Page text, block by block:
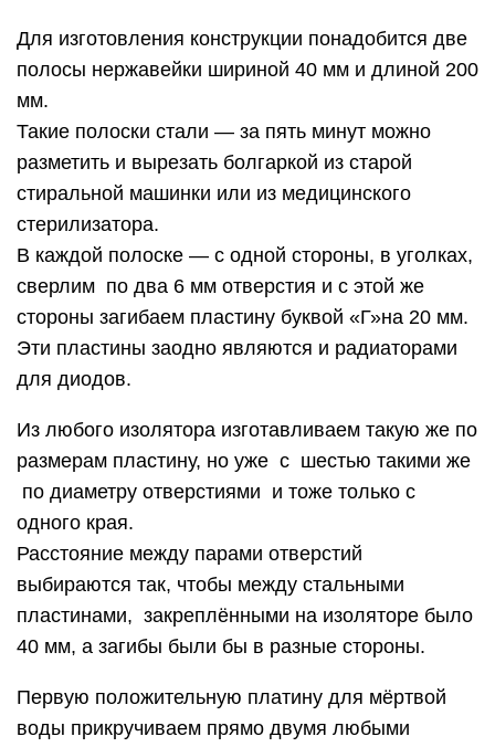
Для изготовления конструкции понадобится две
полосы нержавейки шириной 40 мм и длиной 200
мм.
Такие полоски стали — за пять минут можно
разметить и вырезать болгаркой из старой
стиральной машинки или из медицинского
стерилизатора.
В каждой полоске — с одной стороны, в уголках,
сверлим по два 6 мм отверстия и с этой же
стороны загибаем пластину буквой «Г»на 20 мм.
Эти пластины заодно являются и радиаторами
для диодов.
Из любого изолятора изготавливаем такую же по
размерам пластину, но уже с шестью такими же
по диаметру отверстиями и тоже только с
одного края.
Расстояние между парами отверстий
выбираются так, чтобы между стальными
пластинами, закреплёнными на изоляторе было
40 мм, а загибы были бы в разные стороны.
Первую положительную платину для мёртвой
воды прикручиваем прямо двумя любыми